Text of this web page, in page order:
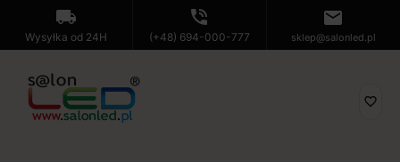
local_shipping
Wysyłka od 24H
phone_in_talk
(+48) 694-000-777
mail
sklep@salonled.pl
favorite_border